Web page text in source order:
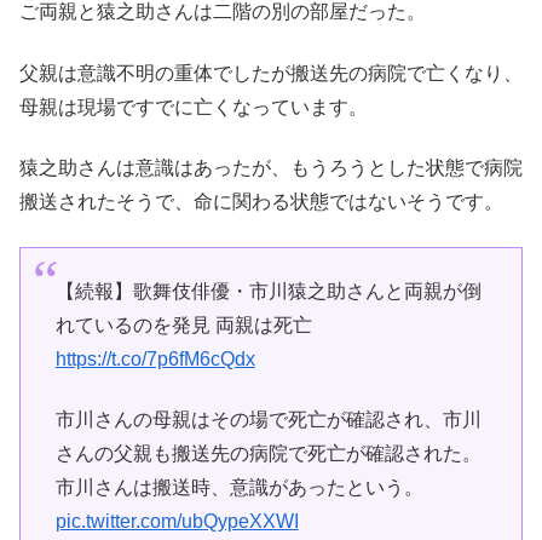
ご両親と猿之助さんは二階の別の部屋だった。
父親は意識不明の重体でしたが搬送先の病院で亡くなり、
母親は現場ですでに亡くなっています。
猿之助さんは意識はあったが、もうろうとした状態で病院
搬送されたそうで、命に関わる状態ではないそうです。
【続報】歌舞伎俳優・市川猿之助さんと両親が倒
れているのを発見 両親は死亡
https://t.co/7p6fM6cQdx
市川さんの母親はその場で死亡が確認され、市川
さんの父親も搬送先の病院で死亡が確認された。
市川さんは搬送時、意識があったという。
pic.twitter.com/ubQypeXXWI